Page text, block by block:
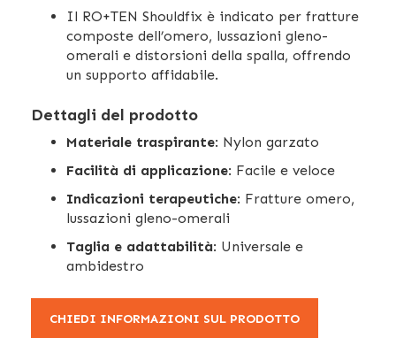
Il RO+TEN Shouldfix è indicato per fratture
composte dell’omero, lussazioni gleno-
omerali e distorsioni della spalla, offrendo
un supporto affidabile.
Dettagli del prodotto
Materiale traspirante: Nylon garzato
Facilità di applicazione: Facile e veloce
Indicazioni terapeutiche: Fratture omero,
lussazioni gleno-omerali
Taglia e adattabilità: Universale e
ambidestro
CHIEDI INFORMAZIONI SUL PRODOTTO